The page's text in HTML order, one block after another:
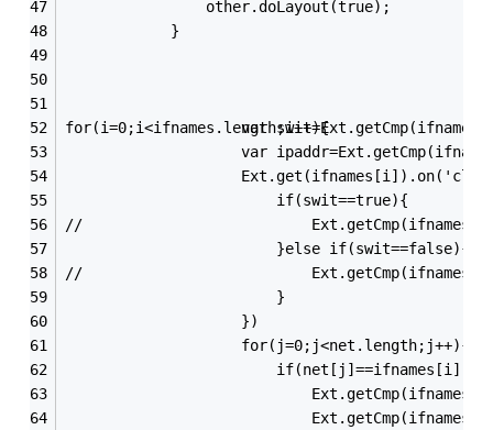
				other.doLayout(true);
			}
for(i=0;i<ifnames.length;i++){
var
var
						if(swit==true){
//
						}else if(swit==false){
//
						}
					})
					for(j=0;j<net.length;j++){
						if(net[j]==ifnames[i]){